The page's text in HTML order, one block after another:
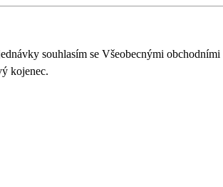
souhlasím se Všeobecnými
kojenec.